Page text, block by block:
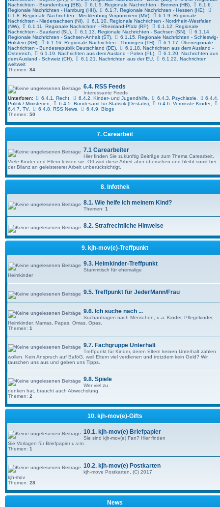
Nachrichten - Brandenburg (BB)
6.1.5. Regionale Nachrichten - Bremen (HB),
6.1.6.
Regionale Nachrichten - Hamburg (HH)
6.1.7. Regionale Nachrichten - Hessen (HE),
6.1.8. Regionale Nachrichten - Mecklenburg-Vorpommern (MV)
6.1.9. Regionale
Nachrichten - Niedersachsen (NI)
6.1.10. Regionale Nachrichten - Nordrhein-Westfalen
(NW)
6.1.11. Regionale Nachrichten - Rheinland-Pfalz (RP),
6.1.12. Regionale
Nachrichten - Saarland (SL)
6.1.13. Regionale Nachrichten - Sachsen (SN),
6.1.14.
Regionale Nachrichten - Sachsen-Anhalt (ST)
6.1.15. Regionale Nachrichten - Schleswig-
Holstein (SH)
6.1.16. Regionale Nachrichten - Thüringen (TH),
6.1.17. Überregionale
Nachrichten - Bundesrepublik Deutschland (DE)
6.1.18. Nachrichten aus dem Ausland -
Österreich
6.1.19. Nachrichten aus dem Ausland - Polen (PL),
6.1.20. Nachrichten aus
dem Ausland - Schweiz (CH)
6.1.21. Nachrichten aus der EU,
6.1.22. Nachrichten
weltweit
Themen: 84
6.4. RSS Feeds
Interessante Feeds
Unterforen:
6.4.1. Recht, 6.4.2. Kinder- und Jugendhilfe 6.4.3. Psychiatrie
6.4.4.
Politik / Ministerien
6.4.5. Bundesamt für Statistik (Destatis), 6.4.6. Vermisste Kinder,
6.4.7. TV
6.4.8. RSS News,
6.4.9. Blogs
Themen: 50
7. Carearbeit
7.1 Carearbeiter
Hier finden Sie zukünftig Beiträge zum Thema Carearbeit.
Viele Kinder und Eltern leisten sie. Oft wird diese Arbeit aber übersehen und bleibt somit bei
der Bilanz an geleisteterer Arbeit unberücksichtigt.
8. Infothek
8.1. Wie helfe ich meinem Kind?
Themen: 1
8.2. Strafrechtliche Hinweise
9. kjh-mov(e)-Treffpunkt
9.3. Heimkinder-Treffpunkt
Stammtisch für ehemalige
Heimkinder
9.5. Treffpunkt für JederMann/Frau
9.6. Ich suche nach ...
Suchanfragen nach Menschen, u.a. Kinder, Pflegekinder,
Heimkinder, Mamas, Papas, Omas, Opas.
Themen: 1
9.7. Fachgruppe Unterhalt
Treffpunkt für Kinder, deren Eltern keinen Unterhalt zahlen
wollen. Kein Anspruch auf BaföG, weil Eltern viel verdienen und trotzdem kein Geld? Wir
tauschen uns aus und geben uns Tipps.
9.8. Spiele
Wer viel zu
denken hat, braucht auch Abwechslung.
Themen: 2
10. kjh-mov(e)-Gifts
10.1. kjh-mov(e) Briefpapier
Sie sind kjh-mov(e) Fan? Hier finden
Sie Vorlagen für Briefpapier u.v.m.
Themen: 1
10.2. kjh-mov(e) Postkarten
kjh-move Postkarten, (C) 2017
kjh-mov
Themen: 28
News